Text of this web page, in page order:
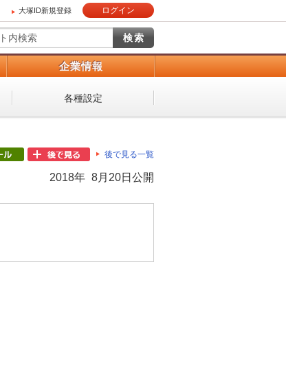
大塚ID新規登録 ログイン
企業情報
各種設定
後で見る一覧
2018年 8月20日公開